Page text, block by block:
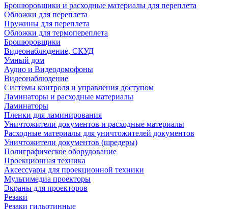
Брошюровщики и расходные материалы для переплета
Обложки для переплета
Пружины для переплета
Обложки для термопереплета
Брошюровщики
Видеонаблюдение, СКУД
Умный дом
Аудио и Видеодомофоны
Видеонаблюдение
Системы контроля и управления доступом
Ламинаторы и расходные материалы
Ламинаторы
Пленки для ламинирования
Уничтожители документов и расходные материалы
Расходные материалы для уничтожителей документов
Уничтожители документов (шредеры)
Полиграфическое оборудование
Проекционная техника
Аксессуары для проекционной техники
Мультимедиа проекторы
Экраны для проекторов
Резаки
Резаки гильотинные